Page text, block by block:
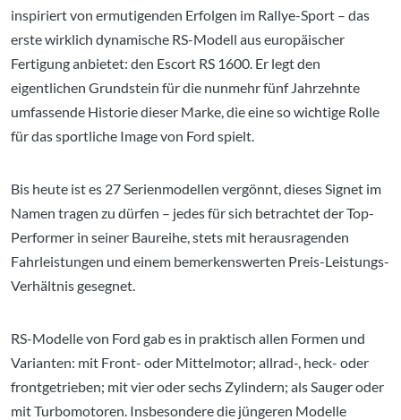
inspiriert von ermutigenden Erfolgen im Rallye-Sport – das
erste wirklich dynamische RS-Modell aus europäischer
Fertigung anbietet: den Escort RS 1600. Er legt den
eigentlichen Grundstein für die nunmehr fünf Jahrzehnte
umfassende Historie dieser Marke, die eine so wichtige Rolle
für das sportliche Image von Ford spielt.
Bis heute ist es 27 Serienmodellen vergönnt, dieses Signet im
Namen tragen zu dürfen – jedes für sich betrachtet der Top-
Performer in seiner Baureihe, stets mit herausragenden
Fahrleistungen und einem bemerkenswerten Preis-Leistungs-
Verhältnis gesegnet.
RS-Modelle von Ford gab es in praktisch allen Formen und
Varianten: mit Front- oder Mittelmotor; allrad-, heck- oder
frontgetrieben; mit vier oder sechs Zylindern; als Sauger oder
mit Turbomotoren. Insbesondere die jüngeren Modelle